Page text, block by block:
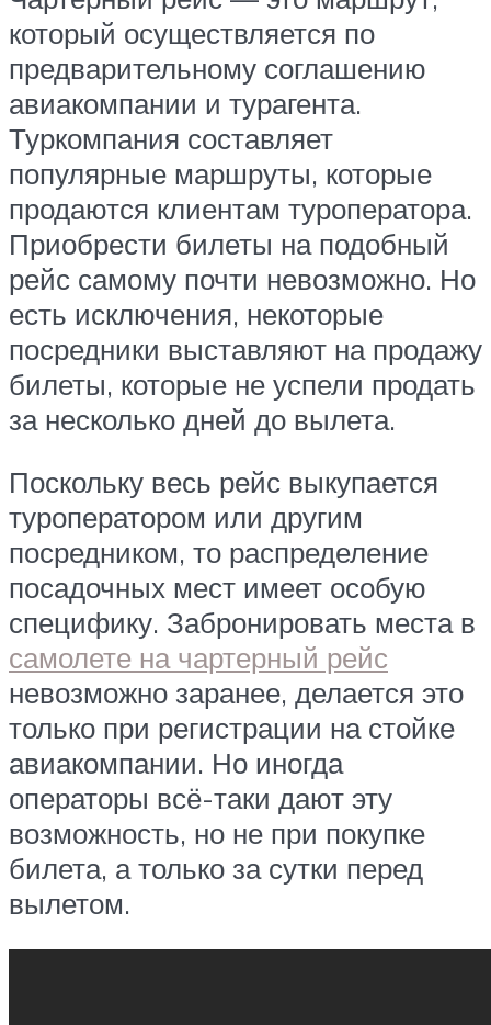
который осуществляется по
предварительному соглашению
авиакомпании и турагента.
Туркомпания составляет
популярные маршруты, которые
продаются клиентам туроператора.
Приобрести билеты на подобный
рейс самому почти невозможно. Но
есть исключения, некоторые
посредники выставляют на продажу
билеты, которые не успели продать
за несколько дней до вылета.
Поскольку весь рейс выкупается
туроператором или другим
посредником, то распределение
посадочных мест имеет особую
специфику. Забронировать места в
самолете на чартерный рейс
невозможно заранее, делается это
только при регистрации на стойке
авиакомпании. Но иногда
операторы всё-таки дают эту
возможность, но не при покупке
билета, а только за сутки перед
вылетом.